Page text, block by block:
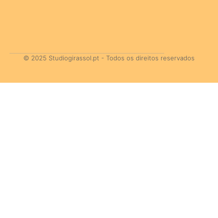
© 2025 Studiogirassol.pt - Todos os direitos reservados